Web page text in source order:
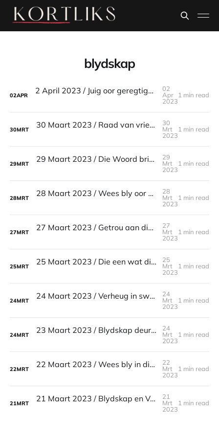
blydskap
02APR 2 April 2023 / Juig oor geregtigheid / Spreuke 21:15
02
Apr
2023
1 min read
30MRT 30 Maart 2023 / Raad van vriende / Spreuke 27:9
30
Mrt
2023
1 min read
29MRT 29 Maart 2023 / Die Woord bring vreugde / Ps 19:9
29
Mrt
2023
1 min read
28MRT 28 Maart 2023 / Wees bly oor beproewings / Jakobus 1:2-4
28
Mrt
2023
1 min read
27MRT 27 Maart 2023 / Getrou aan die waarheid / 3 Johannes 3-4
27
Mrt
2023
1 min read
25MRT 25 Maart 2023 / Die een wat die lewe meer geniet / Spreuke 15:15
25
Mrt
2023
1 min read
24MRT 24 Maart 2023 / Verheug in swaarkry / 1 Petrus 1:6-9
24
Mrt
2023
1 min read
24MRT 23 Maart 2023 / Blydskap deur gebed / 1 Tessalonisense 5:16-18
24
Mrt
2023
1 min read
22MRT 22 Maart 2023 / Wees bly in die Here / Filippense 4:4
22
Mrt
2023
1 min read
21MRT 21 Maart 2023 / Blydskap en Vreugde / Jesaia 35:10
21
Mrt
2023
1 min read